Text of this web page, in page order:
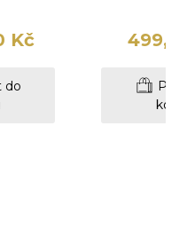
Kč
do